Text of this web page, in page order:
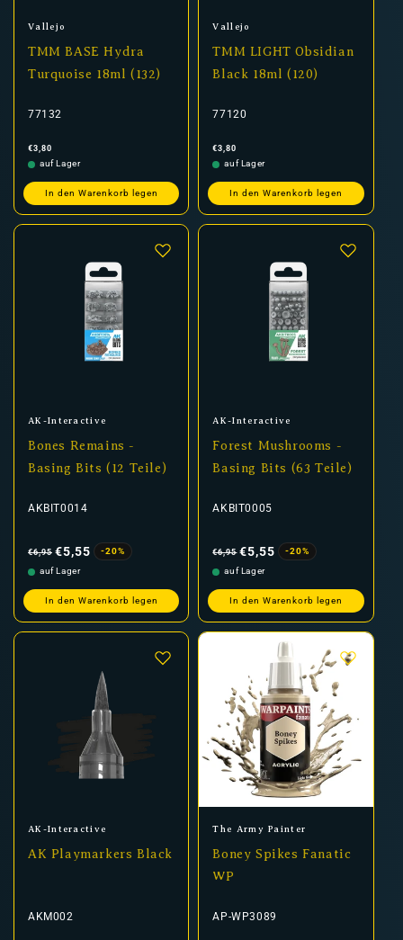
Anbieter:
Vallejo
TMM BASE Hydra
Turquoise 18ml (132)
77132
Normaler
Preis
€3,80
auf Lager
In den Warenkorb legen
Anbieter:
Vallejo
TMM LIGHT Obsidian
Black 18ml (120)
77120
Normaler
Preis
€3,80
auf Lager
In den Warenkorb legen
Anbieter:
AK-Interactive
Bones Remains -
Basing Bits (12 Teile)
AKBIT0014
Preis
€6,95 €5,55
-20%
auf Lager
In den Warenkorb legen
Anbieter:
AK-Interactive
Forest Mushrooms -
Basing Bits (63 Teile)
AKBIT0005
Preis
€6,95 €5,55
-20%
auf Lager
In den Warenkorb legen
Anbieter:
AK-Interactive
AK Playmarkers Black
AKM002
Anbieter:
The Army Painter
Boney Spikes Fanatic
WP
AP-WP3089